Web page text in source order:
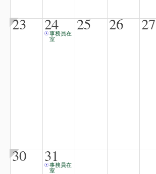
23 24
事務員在
室
25 26 27
30 31
事務員在
室